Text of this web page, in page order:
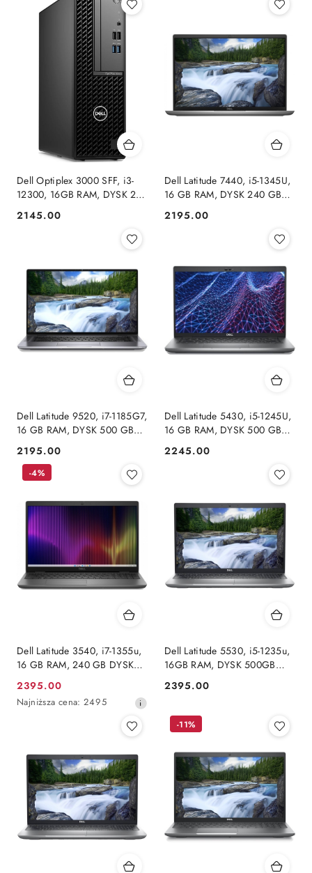
Dell Optiplex 3000 SFF, i3-
12300, 16GB RAM, DYSK 240
GB SSD, INTEL, WINDOWS
11 Pro
Cena:
2145.00
Dell Latitude 7440, i5-1345U,
16 GB RAM, DYSK 240 GB
SSD, INTEL, WUXGA,
DOTYK, WINDOWS 11 PRO
Cena:
2195.00
Dell Latitude 9520, i7-1185G7,
16 GB RAM, DYSK 500 GB
Windows 11 Pro
Cena:
2195.00
Dell Latitude 5430, i5-1245U,
16 GB RAM, DYSK 500 GB
WINDOWS 11 PRO
Cena:
2245.00
Dell Latitude 3540, i7-1355u,
16 GB RAM, 240 GB DYSK
SSD, INTEL, FHD,
WINDOWS 11 PRO
Cena
promocyjna:
2395.00
Najniższa
dni
przed
obniżką
Najniższa cena: 2495
-4%
Dell Latitude 5530, i5-1235u,
16GB RAM, DYSK 500GB
SSD, INTEL, FHD, Windows
11 Pro
Cena:
2395.00
-11%